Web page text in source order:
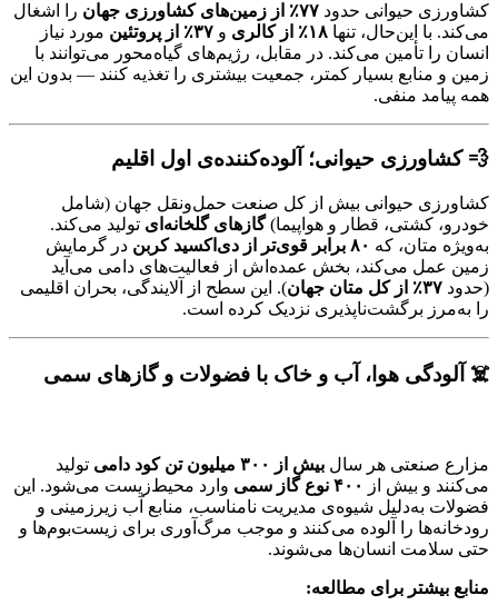
کشاورزی حیوانی حدود ۷۷٪ از زمین‌های کشاورزی جهان
را اشغال
می‌کند. با این‌حال، تنها ۱۸٪ از کالری و ۳۷٪ از پروتئین
مورد نیاز
انسان را تأمین می‌کند. در مقابل، رژیم‌های گیاه‌محور می‌توانند با
زمین و منابع بسیار کمتر، جمعیت بیشتری را تغذیه کنند — بدون این
همه پیامد منفی.
💨 کشاورزی حیوانی؛ آلوده‌کننده‌ی اول اقلیم
کشاورزی حیوانی بیش از کل صنعت حمل‌ونقل جهان (شامل
خودرو، کشتی، قطار و هواپیما)گازهای گلخانه‌ای تولید می‌کند.
به‌ویژه متان، که ۸۰ برابر قوی‌تر از دی‌اکسید کربن
در گرمایش
زمین عمل می‌کند، بخش عمده‌اش از فعالیت‌های دامی می‌آید
(حدود ۳۷٪ از کل متان جهان
). این سطح از آلایندگی، بحران اقلیمی
را به‌مرز برگشت‌ناپذیری نزدیک کرده است.
☠️ آلودگی هوا، آب و خاک با فضولات و گازهای سمی
مزارع صنعتی هر سال بیش از ۳۰۰ میلیون تن کود دامی
تولید
می‌کنند و بیش از
۴۰۰ نوع گاز سمی
وارد محیط‌زیست می‌شود. این
فضولات به‌دلیل شیوه‌ی مدیریت نامناسب، منابع آب زیرزمینی و
رودخانه‌ها را آلوده می‌کنند و موجب مرگ‌آوری برای زیست‌بوم‌ها و
حتی سلامت انسان‌ها می‌شوند.
منابع بیشتر برای مطالعه: